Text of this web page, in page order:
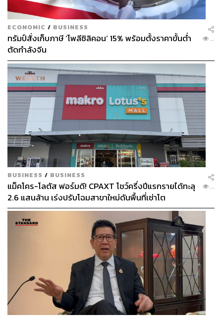
ECONOMIC / BUSINESS
ทรัมป์สั่งเก็บภาษี ‘โพลีซิลิคอน’ 15% พร้อมตั้งราคาขั้นต่ำ
ตัดกำลังจีน
...
BUSINESS / BUSINESS
แม็คโคร-โลตัส ฟอร์มดี! CPAXT โชว์ครึ่งปีแรกรายได้ทะลุ
2.6 แสนล้าน เร่งปรับโฉมสาขาใหม่ดันพื้นที่เช่าโต
...